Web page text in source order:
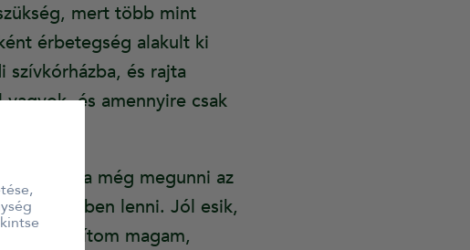
mert több mint
érbetegség alakult ki
és rajta
és amennyire csak
nem tudta még megunni az
lenni. Jól esik,
kicsinosítom magam,